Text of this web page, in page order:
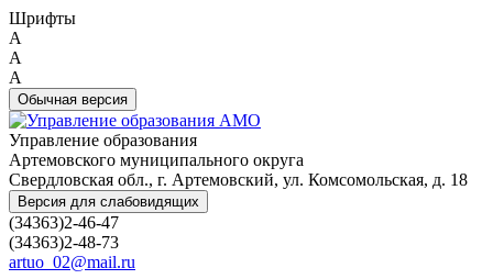
Шрифты
A
A
A
Обычная версия
Управление образования
Артемовского муниципального округа
Свердловская обл., г. Артемовский, ул. Комсомольская, д. 18
Версия для слабовидящих
(34363)2-46-47
(34363)2-48-73
artuo_02@mail.ru